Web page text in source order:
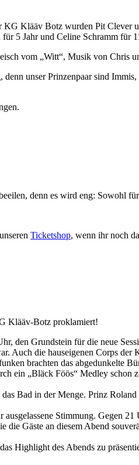
KG Klääv Botz wurden Pit Clever
5 Jahr und Celine Schramm für
vom „Witt“, Musik von Chris
unser Prinzenpaar sind
denn es wird eng: Sowohl für
Ticketshop, wenn ihr noch
den Grundstein für die neue
Auch die hauseigenen Corps der
brachten das abgedunkelte
ein „Bläck Föös“ Medley schon
Bad in der Menge. Prinz
Stimmung. Gegen
die Gäste an diesem Abend
Highlight des Abends zu